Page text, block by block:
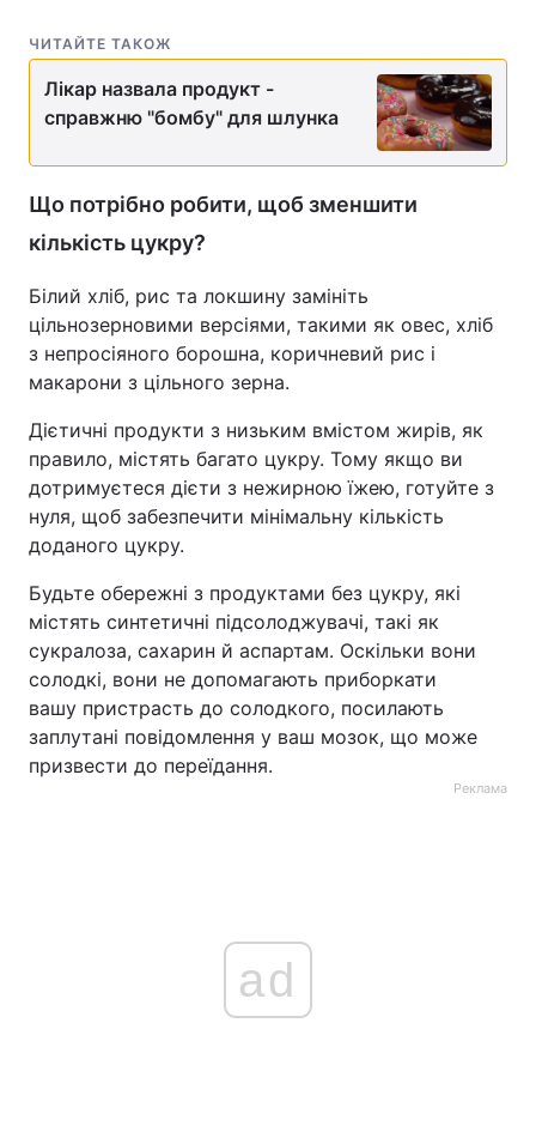
ЧИТАЙТЕ ТАКОЖ
Лікар назвала продукт -
справжню "бомбу" для шлунка
Що потрібно робити, щоб зменшити
кількість цукру?
Білий хліб, рис та локшину замініть
цільнозерновими версіями, такими як овес, хліб
з непросіяного борошна, коричневий рис і
макарони з цільного зерна.
Дієтичні продукти з низьким вмістом жирів, як
правило, містять багато цукру. Тому якщо ви
дотримуєтеся дієти з нежирною їжею, готуйте з
нуля, щоб забезпечити мінімальну кількість
доданого цукру.
Будьте обережні з продуктами без цукру, які
містять синтетичні підсолоджувачі, такі як
сукралоза, сахарин й аспартам. Оскільки вони
солодкі, вони не допомагають приборкати
вашу пристрасть до солодкого, посилають
заплутані повідомлення у ваш мозок, що може
призвести до переїдання.
Реклама
ad